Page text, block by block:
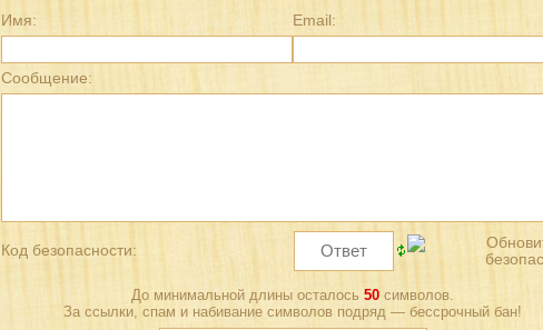
Имя: Email:
Сообщение:
Код безопасности:
До минимальной длины осталось 50 символов.
За ссылки, спам и набивание символов подряд — бессрочный бан!